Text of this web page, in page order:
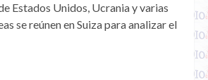
Estados Unidos, Ucrania y varias
se reúnen en Suiza para analizar el